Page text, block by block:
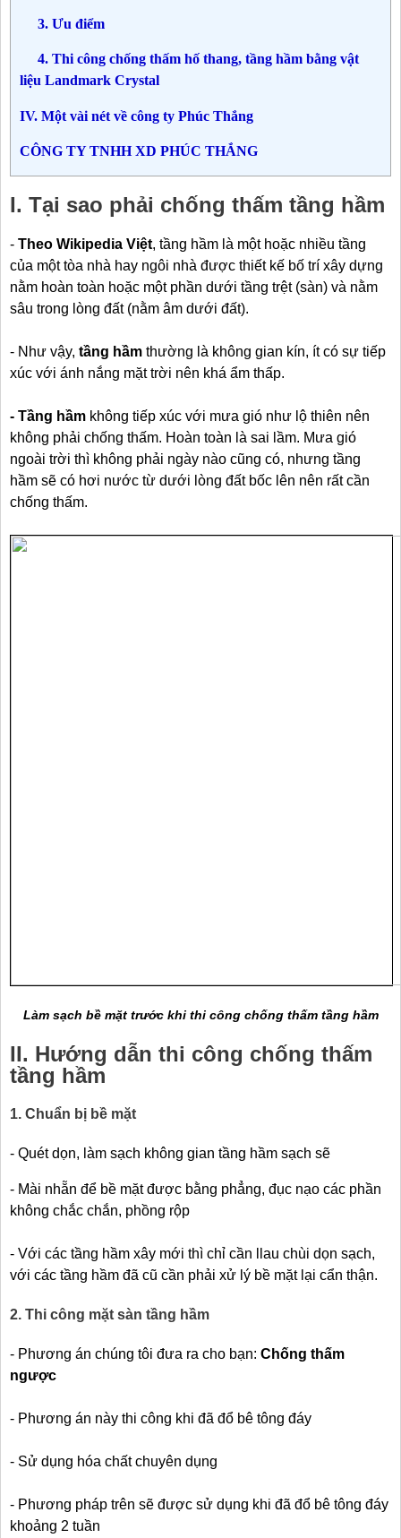
3. Ưu điểm
4. Thi công chống thấm hố thang, tầng hầm bằng vật
liệu Landmark Crystal
IV. Một vài nét về công ty Phúc Thắng
CÔNG TY TNHH XD PHÚC THẮNG
I. Tại sao phải chống thấm tầng hầm
- Theo Wikipedia Việt, tầng hầm là một hoặc nhiều tầng
của một tòa nhà hay ngôi nhà được thiết kế bố trí xây dựng
nằm hoàn toàn hoặc một phần dưới tầng trệt (sàn) và nằm
sâu trong lòng đất (nằm âm dưới đất).
- Như vậy, tầng hầm thường là không gian kín, ít có sự tiếp
xúc với ánh nắng mặt trời nên khá ẩm thấp.
- Tầng hầm không tiếp xúc với mưa gió như lộ thiên nên
không phải chống thấm. Hoàn toàn là sai lầm. Mưa gió
ngoài trời thì không phải ngày nào cũng có, nhưng tầng
hầm sẽ có hơi nước từ dưới lòng đất bốc lên nên rất cần
chống thấm.
Làm sạch bề mặt trước khi thi công chống thấm tầng hầm
II. Hướng dẫn thi công chống thấm
tầng hầm
1. Chuẩn bị bề mặt
- Quét dọn, làm sạch không gian tầng hầm sạch sẽ
- Mài nhẵn để bề mặt được bằng phẳng, đục nạo các phần
không chắc chắn, phồng rộp
- Với các tầng hầm xây mới thì chỉ cần llau chùi dọn sạch,
với các tầng hầm đã cũ cần phải xử lý bề mặt lại cẩn thận.
2. Thi công mặt sàn tầng hầm
- Phương án chúng tôi đưa ra cho bạn: Chống thấm
ngược
- Phương án này thi công khi đã đổ bê tông đáy
- Sử dụng hóa chất chuyên dụng
- Phương pháp trên sẽ được sử dụng khi đã đổ bê tông đáy
khoảng 2 tuần